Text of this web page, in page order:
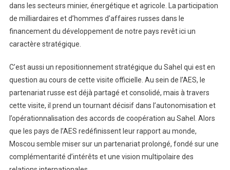
dans les secteurs minier, énergétique et agricole. La participation
de milliardaires et d’hommes d’affaires russes dans le
financement du développement de notre pays revêt ici un
caractère stratégique.
C’est aussi un repositionnement stratégique du Sahel qui est en
question au cours de cette visite officielle. Au sein de l’AES, le
partenariat russe est déjà partagé et consolidé, mais à travers
cette visite, il prend un tournant décisif dans l’autonomisation et
l’opérationnalisation des accords de coopération au Sahel. Alors
que les pays de l’AES redéfinissent leur rapport au monde,
Moscou semble miser sur un partenariat prolongé, fondé sur une
complémentarité d’intérêts et une vision multipolaire des